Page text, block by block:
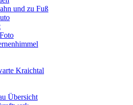
und zu Fuß
Kraichtal
Übersicht